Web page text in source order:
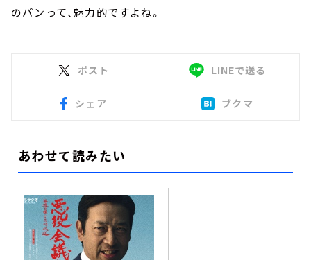
のパンって、魅力的ですよね。
ポスト LINEで送る
シェア ブクマ
あわせて読みたい